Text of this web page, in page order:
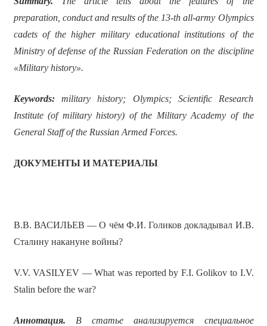
preparation, conduct and results of the 13-th all-army Olympics
cadets of the higher military educational institutions of the
Ministry of defense of the Russian Federation on the discipline
«Military history».
Keywords:military history; Olympics; Scientific Research
Institute (of military history) of the Military Academy of the
General Staff of the Russian Armed Forces.
ДОКУМЕНТЫ И МАТЕРИАЛЫ
В.В. ВАСИЛЬЕВ — О чём Ф.И. Голиков докладывал И.В.
Сталину накануне войны?
V.V. VASILYEV — What was reported by F.I. Golikov to I.V.
Stalin before the war?
Аннотация. В статье анализируется специальное